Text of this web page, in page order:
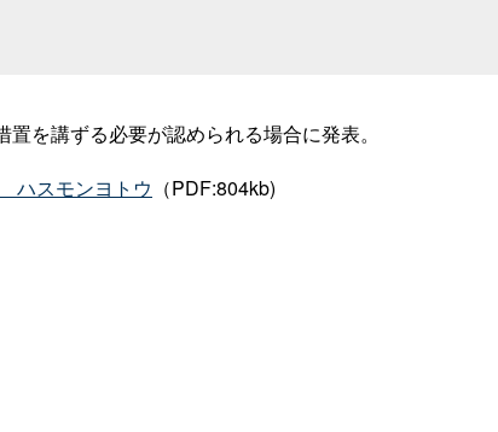
を講ずる必要が認められる場合に発表。
ハスモンヨトウ （PDF:804kb)